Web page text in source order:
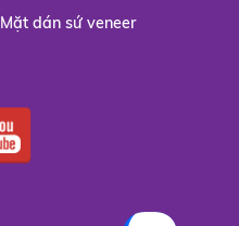
Mặt dán sứ veneer